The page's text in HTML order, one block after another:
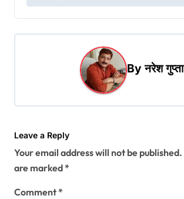
t
n
g
a
t
i
o
Byनरेश गुप्ता
Leave a Reply
Your email address will not be published.
are marked*
Comment*